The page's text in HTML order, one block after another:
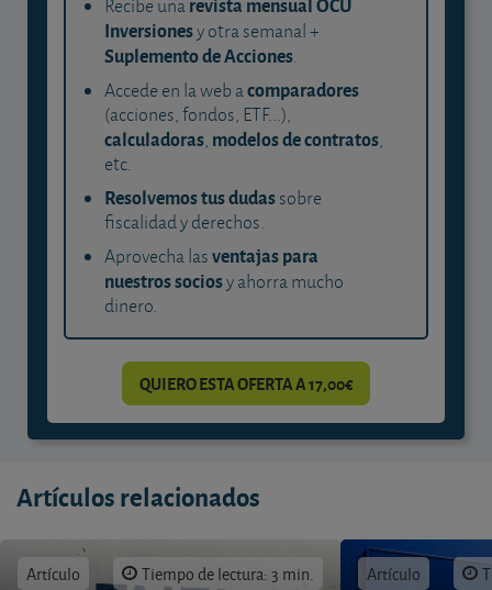
Recibe una
Inversionesy otra semanal +
Suplemento de Acciones.
Accede en la web acomparadores
(acciones, fondos, ETF...),
calculadoras, modelos de contratos,
etc.
Resolvemos tus dudassobre
fiscalidad y derechos.
Aprovecha lasventajas para
nuestros sociosy ahorra mucho
dinero.
QUIERO ESTA OFERTA A 17,00€
Artículos relacionados
Artículo Tiempo de lectura: 3 min. Artículo